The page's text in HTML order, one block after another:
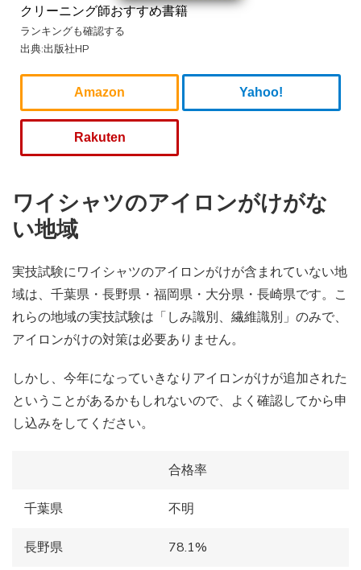
クリーニング師おすすめ書籍
ランキングも確認する
出典:出版社HP
Amazon Yahoo!
Rakuten
ワイシャツのアイロンがけがな
い地域
実技試験にワイシャツのアイロンがけが含まれていない地
域は、千葉県・長野県・福岡県・大分県・長崎県です。こ
れらの地域の実技試験は「しみ識別、繊維識別」のみで、
アイロンがけの対策は必要ありません。
しかし、今年になっていきなりアイロンがけが追加された
ということがあるかもしれないので、よく確認してから申
し込みをしてください。
合格率
千葉県 不明
長野県 78.1%